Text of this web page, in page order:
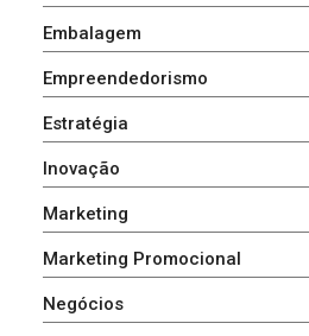
Embalagem
Empreendedorismo
Estratégia
Inovação
Marketing
Marketing Promocional
Negócios